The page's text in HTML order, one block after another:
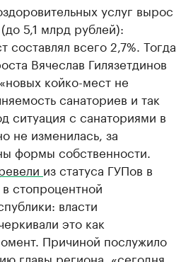
услуг вырос
5,1 млрд рублей):
составлял всего 2,7%. Тогда
Вячеслав Гилязетдинов
койко-мест не
санаториев и так
ситуация с санаториями в
не изменилась, за
формы собственности.
из статуса ГУПов в
стопроцентной
власти
это как
Причиной послужило
главы региона, «сегодня